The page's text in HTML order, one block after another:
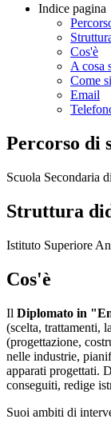
Indice pagina
Cos'è
A cosa
Come
Email
Percorso di
Scuola Secondaria
Struttura
Istituto Superiore
Cos'è
Il Diplomato in
(scelta, trattamenti,
(progettazione,
nelle industrie,
apparati progettati.
conseguiti, redige
Suoi ambiti di